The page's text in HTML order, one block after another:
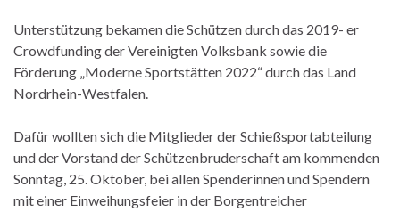
Unterstützung bekamen die Schützen durch das 2019- er
Crowdfunding der Vereinigten Volksbank sowie die
Förderung „Moderne Sportstätten 2022“ durch das Land
Nordrhein-Westfalen.
Dafür wollten sich die Mitglieder der Schießsportabteilung
und der Vorstand der Schützenbruderschaft am kommenden
Sonntag, 25. Oktober, bei allen Spenderinnen und Spendern
mit einer Einweihungsfeier in der Borgentreicher